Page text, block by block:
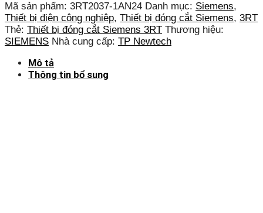
Mã sản phẩm: 3RT2037-1AN24 Danh mục: Siemens,
Thiết bị điện công nghiệp, Thiết bị đóng cắt Siemens, 3RT
Thẻ: Thiết bị đóng cắt Siemens 3RT Thương hiệu:
SIEMENS Nhà cung cấp: TP Newtech
Mô tả
Thông tin bổ sung